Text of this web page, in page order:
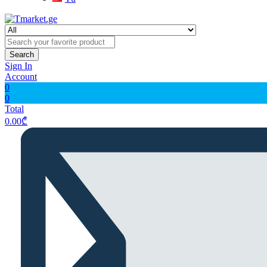
Search
Sign In
Account
0
0
Total
0.00₾